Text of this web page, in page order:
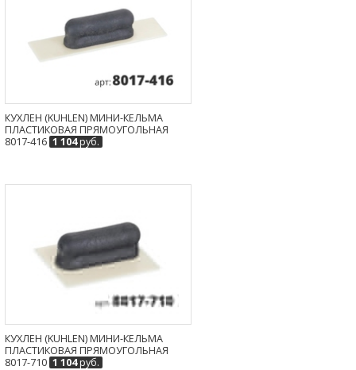
КУХЛЕН (KUHLEN) МИНИ-КЕЛЬМА
ПЛАСТИКОВАЯ ПРЯМОУГОЛЬНАЯ
8017-416 1 104руб.
КУХЛЕН (KUHLEN) МИНИ-КЕЛЬМА
ПЛАСТИКОВАЯ ПРЯМОУГОЛЬНАЯ
8017-710 1 104руб.